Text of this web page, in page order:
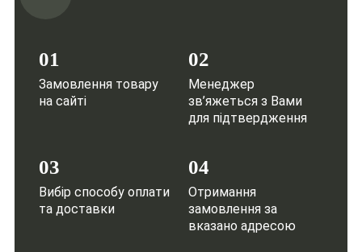
01
Замовлення товару
на сайті
02
Менеджер
зв’яжеться з Вами
для підтвердження
03
Вибір способу оплати
та доставки
04
Отримання
замовлення за
вказано адресою